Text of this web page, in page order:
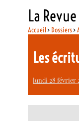
La
Accueil> Dossiers>
Les
lundi 28 février